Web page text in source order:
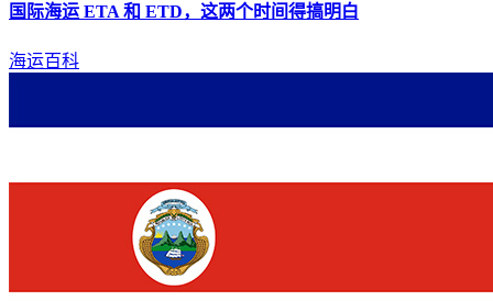
国际海运 ETA 和 ETD，这两个时间得搞明白
海运百科